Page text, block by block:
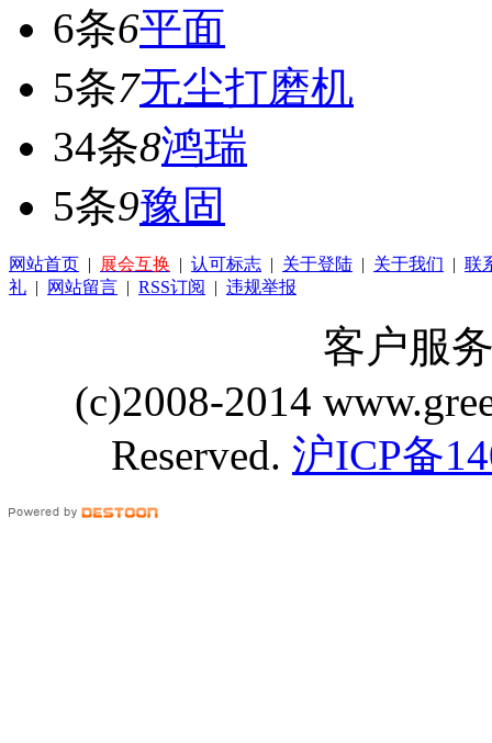
6条6平面
5条7无尘打磨机
34条8鸿瑞
5条9豫固
网站首页 | 展会互换 | 认可标志 | 关于登陆 | 关于我们 | 联
礼 | 网站留言 | RSS订阅 | 违规举报
客户服
(c)2008-2014
Reserved. 沪ICP备